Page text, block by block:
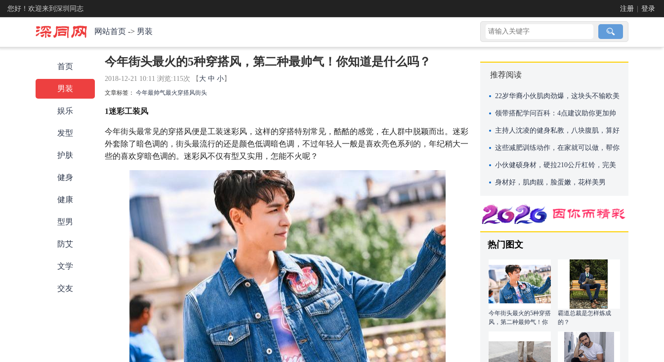
您好！欢迎来到深圳同志 注册 登录
网站首页 -> 男装
首页
男装
娱乐
发型
护肤
健身
健康
型男
防艾
文学
交友
今年街头最火的5种穿搭风，第二种最帅气！你知道是什么吗？
2018-12-21 10:11 浏览:115次 【 大 中 小 】
文章标签： 今年最帅气最火 穿搭风街头
1迷彩工装风
今年街头最常见的穿搭风便是工装迷彩风，这样的穿搭特别常见，酷酷的感觉，在人群中脱颖而出。迷彩
外套除了暗色调的，街头最流行的还是颜色低调暗色调，不过年轻人一般是喜欢亮色系列的，年纪稍大一
些的喜欢穿暗色调的。迷彩风不仅有型又实用，怎能不火呢？
推荐阅读
22岁华裔小伙肌肉劲爆，这块头不输欧美
巨无霸
领带搭配学问百科：4点建议助你更加帅
气
主持人沈凌的健身私教，八块腹肌，算好
吗？
这些减肥训练动作，在家就可以做，帮你
快速减肥
小伙健硕身材，硬拉210公斤杠铃，完美
身材却依然单身！
身材好，肌肉靓，脸蛋嫩，花样美男
热门图文
今年街头最火的5种穿搭
风，第二种最帅气！你
霸道总裁是怎样炼成
的？